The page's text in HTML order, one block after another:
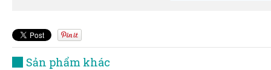
Sản phẩm khác